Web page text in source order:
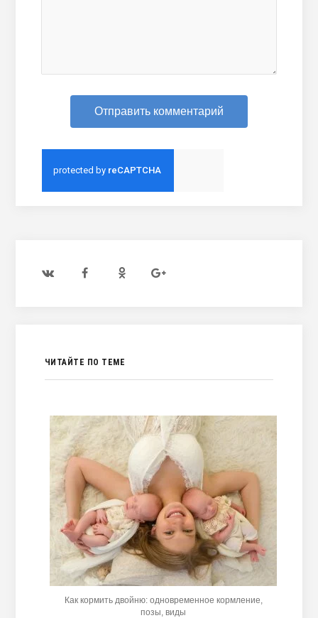
ЧИТАЙТЕ ПО ТЕМЕ
Как кормить двойню: одновременное кормление,
позы, виды